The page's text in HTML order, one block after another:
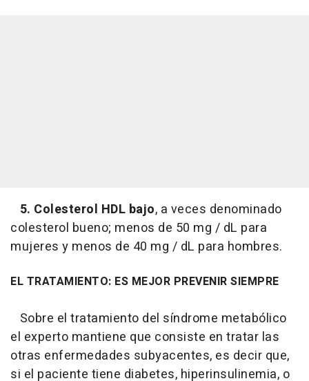
5. Colesterol HDL bajo, a veces denominado
colesterol bueno; menos de 50 mg / dL para
mujeres y menos de 40 mg / dL para hombres.
EL TRATAMIENTO: ES MEJOR PREVENIR SIEMPRE
Sobre el tratamiento del síndrome metabólico
el experto mantiene que consiste en tratar las
otras enfermedades subyacentes, es decir que,
si el paciente tiene diabetes, hiperinsulinemia, o